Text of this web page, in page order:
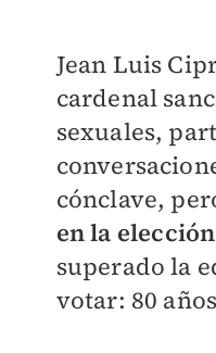
Jean Luis
cardenal
sexuales,
cónclave,
en la
superado la
votar: 80